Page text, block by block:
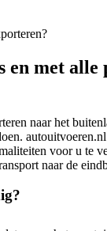
en met alle
naar het
voor u te
naar de